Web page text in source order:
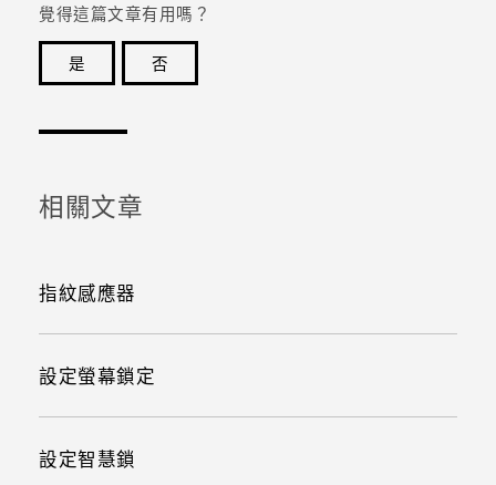
覺得這篇文章有用嗎？
是
否
相關文章
指紋感應器
設定螢幕鎖定
設定智慧鎖